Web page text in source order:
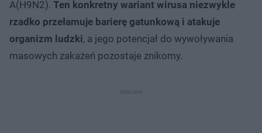
A(H9N2). Ten konkretny wariant wirusa niezwykle
rzadko przełamuje barierę gatunkową i atakuje
organizm ludzki, a jego potencjał do wywoływania
masowych zakażeń pozostaje znikomy.